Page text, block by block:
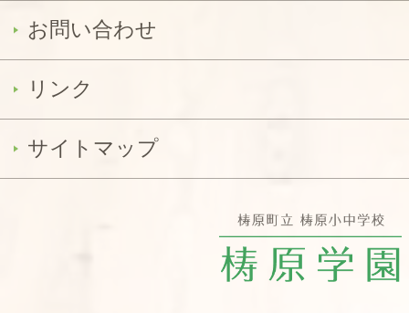
お問い合わせ
リンク
サイトマップ